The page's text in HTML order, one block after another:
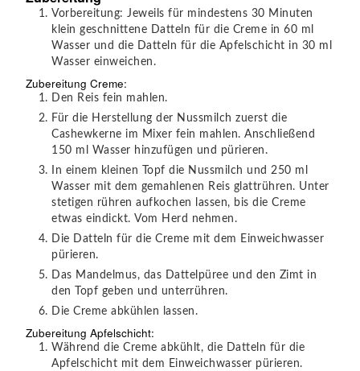
Vorbereitung: Jeweils für mindestens 30 Minuten
klein geschnittene Datteln für die Creme in 60 ml
Wasser und die Datteln für die Apfelschicht in 30 ml
Wasser einweichen.
Zubereitung Creme:
Den Reis fein mahlen.
Für die Herstellung der Nussmilch zuerst die
Cashewkerne im Mixer fein mahlen. Anschließend
150 ml Wasser hinzufügen und pürieren.
In einem kleinen Topf die Nussmilch und 250 ml
Wasser mit dem gemahlenen Reis glattrühren. Unter
stetigen rühren aufkochen lassen, bis die Creme
etwas eindickt. Vom Herd nehmen.
Die Datteln für die Creme mit dem Einweichwasser
pürieren.
Das Mandelmus, das Dattelpüree und den Zimt in
den Topf geben und unterrühren.
Die Creme abkühlen lassen.
Zubereitung Apfelschicht:
Während die Creme abkühlt, die Datteln für die
Apfelschicht mit dem Einweichwasser pürieren.